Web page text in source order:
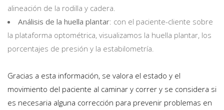
alineación de la rodilla y cadera.
Análisis de la huella plantar: con el paciente-cliente sobre
la plataforma optométrica, visualizamos la huella plantar, los
porcentajes de presión y la estabilometría.
Gracias a esta información, se valora el estado y el
movimiento del paciente al caminar y correr y se considera si
es necesaria alguna corrección para prevenir problemas en